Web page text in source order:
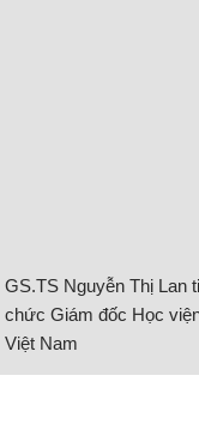
GS.TS Nguyễn Thị Lan
chức Giám đốc Học
Việt Nam